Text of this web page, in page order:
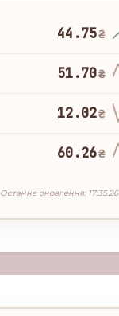
44.75₴
51.70₴
12.02₴
60.26₴
Останнє оновлення: 17:35:26